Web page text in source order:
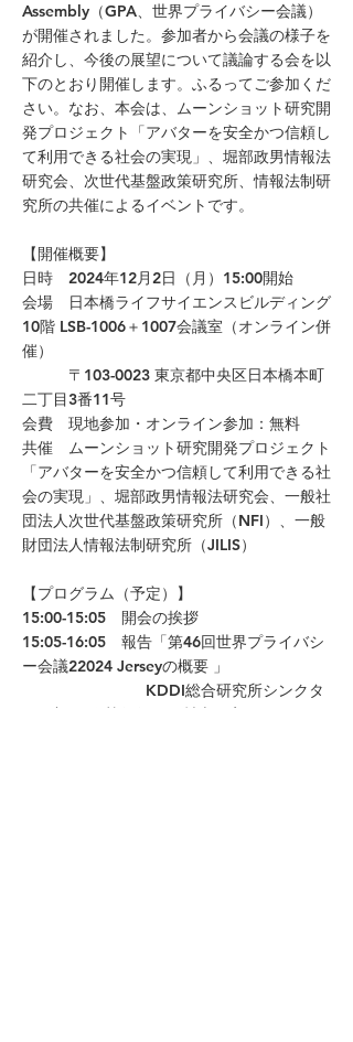
Assembly（GPA、世界プライバシー会議）
が開催されました。参加者から会議の様子を
紹介し、今後の展望について議論する会を以
下のとおり開催します。ふるってご参加くだ
さい。なお、本会は、ムーンショット研究開
発プロジェクト「アバターを安全かつ信頼し
て利用できる社会の実現」、堀部政男情報法
研究会、次世代基盤政策研究所、情報法制研
究所の共催によるイベントです。
【開催概要】
日時 2024年12月2日（月）15:00開始
会場 日本橋ライフサイエンスビルディング
10階 LSB-1006＋1007会議室（オンライン併
催）
〒103-0023 東京都中央区日本橋本町
二丁目3番11号
会費 現地参加・オンライン参加：無料
共催 ムーンショット研究開発プロジェクト
「アバターを安全かつ信頼して利用できる社
会の実現」、堀部政男情報法研究会、一般社
団法人次世代基盤政策研究所（NFI）、一般
財団法人情報法制研究所（JILIS）
【プログラム（予定）】
15:00-15:05 開会の挨拶
15:05-16:05 報告「第46回世界プライバシ
ー会議22024 Jerseyの概要 」
KDDI総合研究所シンクタ
ンク部門長/執行役員 村上陽亮